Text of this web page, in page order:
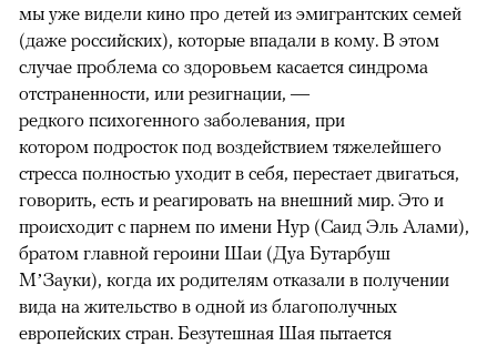
мы уже видели кино про детей из эмигрантских семей
(даже российских), которые впадали в кому. В этом
случае проблема со здоровьем касается синдрома
отстраненности, или резигнации, —
редкого психогенного заболевания, при
котором подросток под воздействием тяжелейшего
стресса полностью уходит в себя, перестает двигаться,
говорить, есть и реагировать на внешний мир. Это и
происходит с парнем по имени Нур (Саид Эль Алами),
братом главной героини Шаи (Дуа Бутарбуш
М’Зауки), когда их родителям отказали в получении
вида на жительство в одной из благополучных
европейских стран. Безутешная Шая пытается